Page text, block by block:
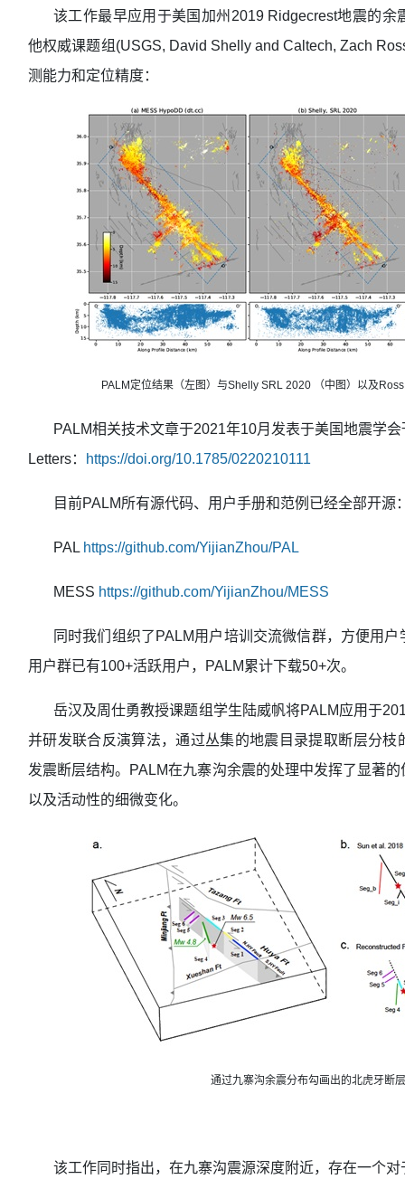
该工作最早应用于美国加州2019 Ridgecrest地震的余
他权威课题组(USGS, David Shelly and Caltech, Zach
测能力和定位精度：
PALM定位结果（左图）与Shelly SRL 2020 （中图）以及
PALM相关技术文章于2021年10月发表于美国地震学
Letters：
https://doi.org/10.1785/0220210111
目前PALM所有源代码、用户手册和范例已经全部开源
PAL https://github.com/YijianZhou/PAL
MESS https://github.com/YijianZhou/MESS
同时我们组织了PALM用户培训交流微信群，方便用
用户群已有100+活跃用户，PALM累计下载50+次。
岳汉及周仕勇教授课题组学生陆威帆将PALM应用于
并研发联合反演算法，通过丛集的地震目录提取断层分枝
发震断层结构。PALM在九寨沟余震的处理中发挥了显著
以及活动性的细微变化。
通过九寨沟余震分布勾画出的北虎牙断层
该工作同时指出，在九寨沟震源深度附近，存在一个